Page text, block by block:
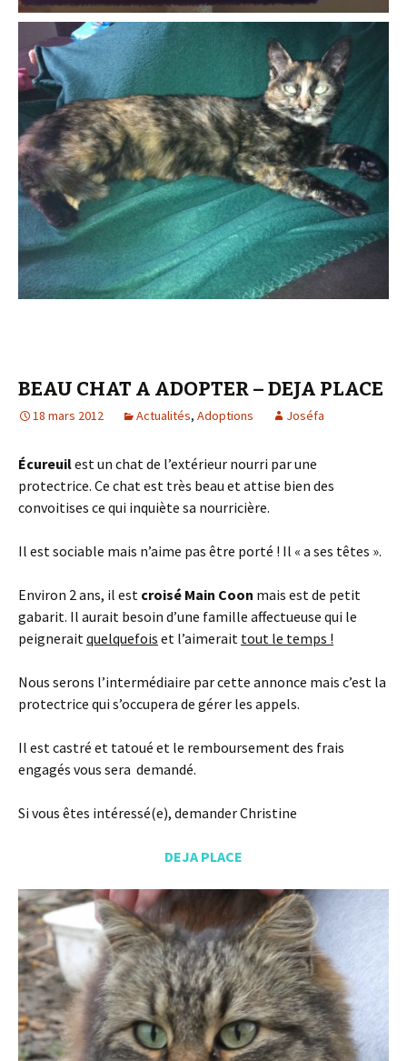
BEAU CHAT A ADOPTER – DEJA PLACE
18 mars 2012 Actualités, Adoptions Joséfa
Écureuilest un chat de l’extérieur nourri par une
protectrice. Ce chat est très beau et attise bien des
convoitises ce qui inquiète sa nourricière.
Il est sociable mais n’aime pas être porté ! Il « a ses têtes ».
Environ 2 ans, il est croisé Main Coon mais est de petit
gabarit. Il aurait besoin d’une famille affectueuse qui le
peignerait quelquefois et l’aimerait tout le temps !
Nous serons l’intermédiaire par cette annonce mais c’est la
protectrice qui s’occupera de gérer les appels.
Il est castré et tatoué et le remboursement des frais
engagés vous sera demandé.
Si vous êtes intéressé(e), demander Christine
DEJA PLACE